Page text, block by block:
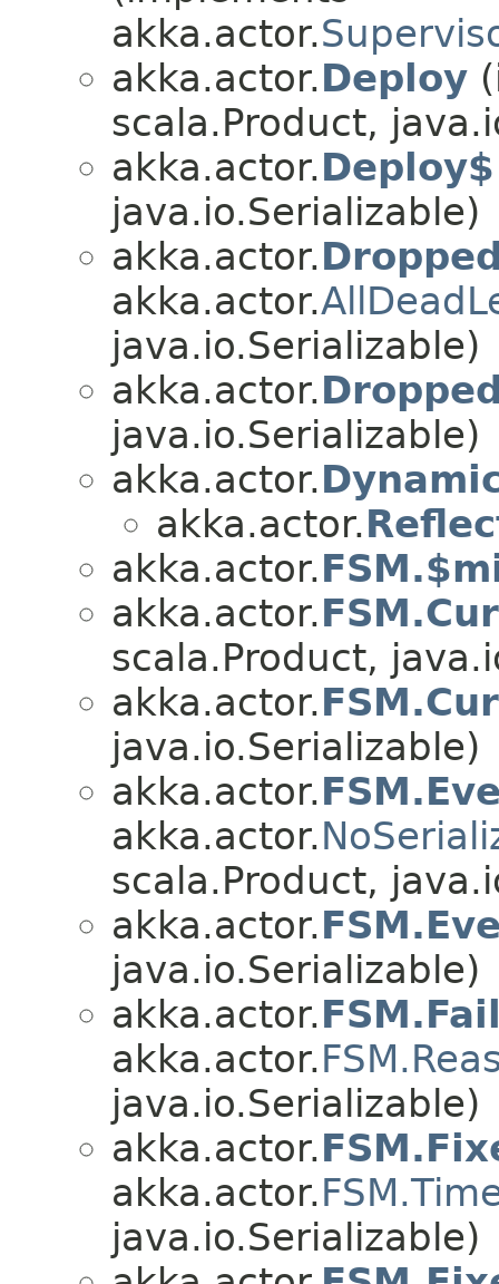
akka.actor.
akka.actor.Deploy
scala.Product,
akka.actor.Deploy$
java.io.Serializable)
akka.actor.
akka.actor.
java.io.Serializable)
akka.actor.
java.io.Serializable)
akka.actor.
akka.actor.
akka.actor.
akka.actor.
scala.Product,
akka.actor.
java.io.Serializable)
akka.actor.
akka.actor.
scala.Product,
akka.actor.
java.io.Serializable)
akka.actor.
akka.actor.
java.io.Serializable)
akka.actor.
akka.actor.
java.io.Serializable)